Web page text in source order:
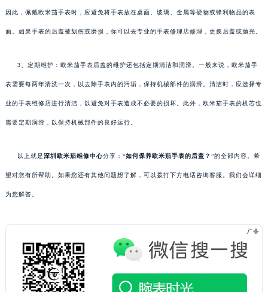
因此，佩戴欧米茄手表时，应避免将手表放在桌面、玻璃、金属等硬物或锋利物品的表
面。如果手表的后盖被划伤或磨损，你可以去专业的手表修理店修理，更换后盖或抛光。
3、定期维护：欧米茄手表后盖的维护还包括定期清洁和润滑。一般来说，欧米茄手
表需要每两年清洗一次，以去除手表内的污垢，保持机械部件的润滑。清洁时，应选择专
业的手表维修店进行清洁，以避免对手表造成不必要的损坏。此外，欧米茄手表的机芯也
需要定期润滑，以保持机械部件的良好运行。
以上就是深圳欧米茄维修中心分享：“如何保养欧米茄手表的后盖？ ”的全部内容。希
望对您有所帮助。如果您还有其他问题想了解，可以拨打下方电话咨询客服。我们会详细
为您解答。
立即预约
提前预约免排队，到店即享服务
预约时间有变无需取消，可随时重新预约